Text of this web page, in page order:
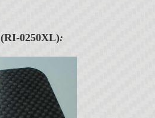
(RI-0250XL):